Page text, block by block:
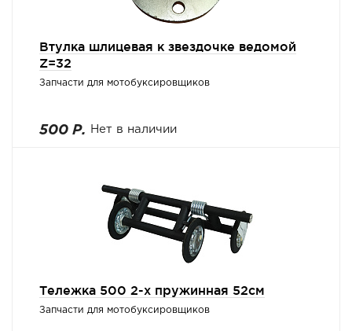
Втулка шлицевая к звездочке ведомой
Z=32
Запчасти для мотобуксировщиков
500 Р. Нет в наличии
Тележка 500 2-х пружинная 52см
Запчасти для мотобуксировщиков